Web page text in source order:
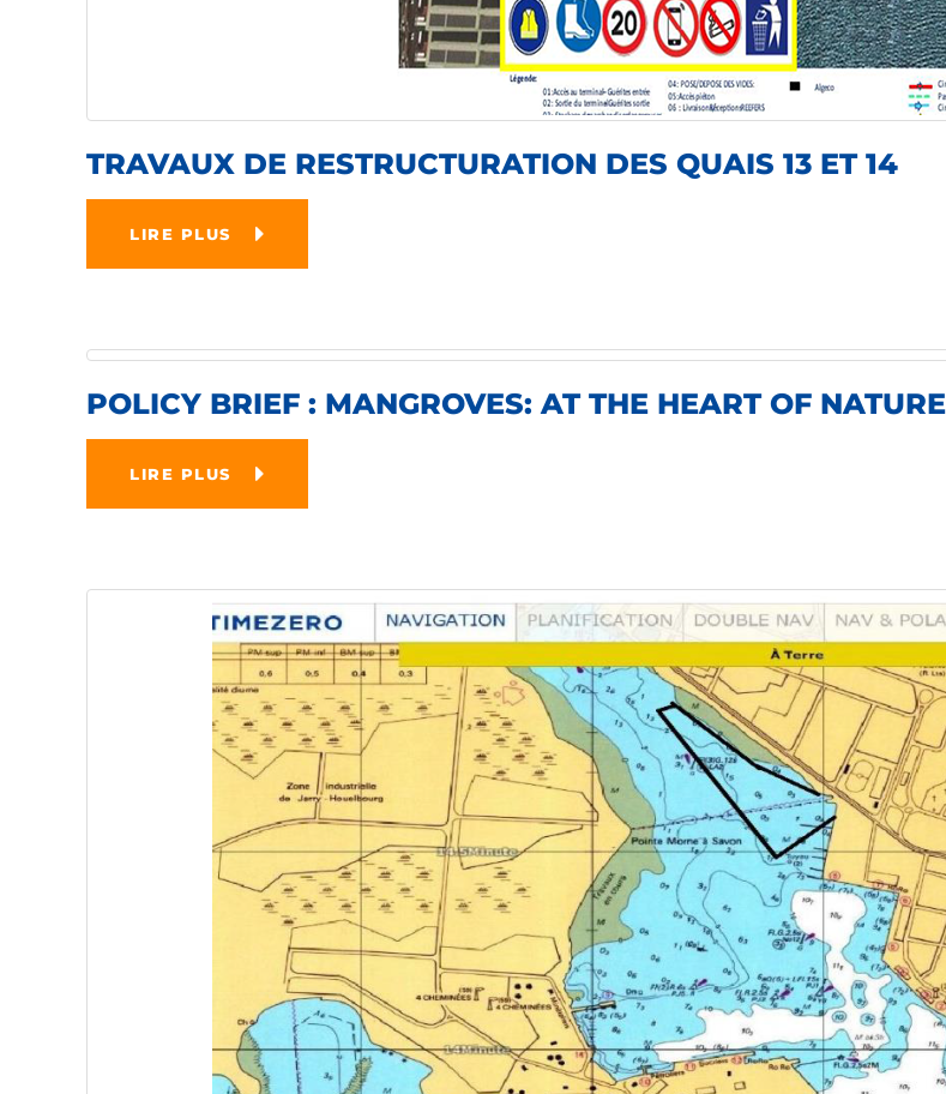
TRAVAUX DE RESTRUCTURATION DES QUAIS 13 ET 14
LIRE PLUS
POLICY BRIEF : MANGROVES: AT THE HEART OF
LIRE PLUS